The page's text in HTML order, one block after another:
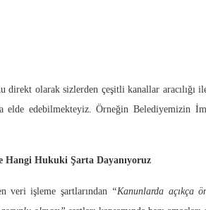
direkt olarak sizlerden çeşitli kanallar
edebilmekteyiz. Örneğin Belediyemizin
Hangi Hukuki Şarta Dayanıyoruz
veri işleme şartlarından “Kanunlarda açıkça